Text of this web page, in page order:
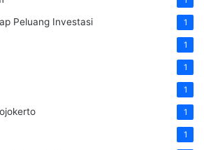
Peluang Investasi 1
1
1
1
1
1